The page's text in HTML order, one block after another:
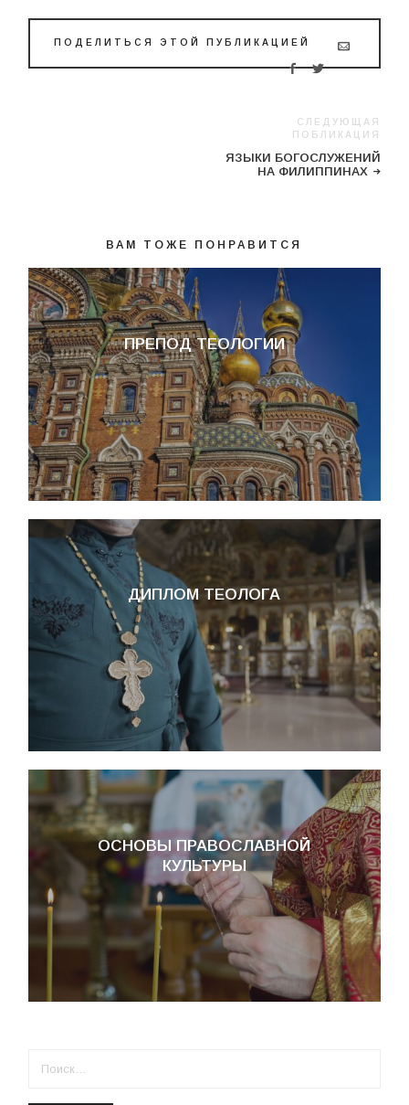
ПОДЕЛИТЬСЯ ЭТОЙ ПУБЛИКАЦИЕЙ
СЛЕДУЮЩАЯ
ПОБЛИКАЦИЯ
ЯЗЫКИ БОГОСЛУЖЕНИЙ
НА ФИЛИППИНАХ
ВАМ ТОЖЕ ПОНРАВИТСЯ
ПРЕПОД ТЕОЛОГИИ
ДИПЛОМ ТЕОЛОГА
ОСНОВЫ ПРАВОСЛАВНОЙ
КУЛЬТУРЫ